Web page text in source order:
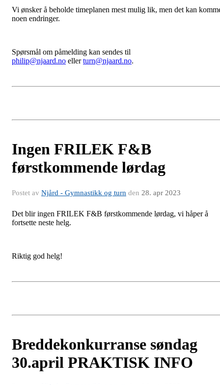
Vi ønsker å beholde timeplanen mest mulig lik, men det kan
noen endringer.
Spørsmål om påmelding kan sendes til
philip@njaard.no ellerturn@njaard.no.
Ingen FRILEK F&B
førstkommende lørdag
Postet av Njård - Gymnastikk og turn den 28. apr 2023
Det blir ingen FRILEK F&B førstkommende lørdag, vi håper å
fortsette neste helg.
Riktig god helg!
Breddekonkurranse søndag
30.april PRAKTISK INFO